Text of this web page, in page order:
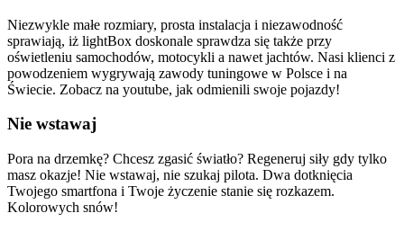
Niezwykle małe rozmiary, prosta instalacja i niezawodność
sprawiają, iż lightBox doskonale sprawdza się także przy
oświetleniu samochodów, motocykli a nawet jachtów. Nasi klienci z
powodzeniem wygrywają zawody tuningowe w Polsce i na
Świecie. Zobacz na youtube, jak odmienili swoje pojazdy!
Nie wstawaj
Pora na drzemkę? Chcesz zgasić światło? Regeneruj siły gdy tylko
masz okazje! Nie wstawaj, nie szukaj pilota. Dwa dotknięcia
Twojego smartfona i Twoje życzenie stanie się rozkazem.
Kolorowych snów!